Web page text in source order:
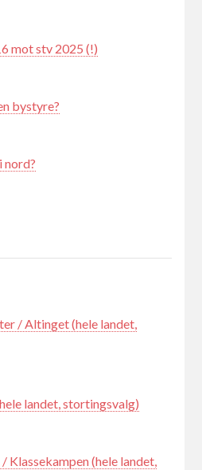
mot stv 2025 (!)
bystyre?
nord?
/ Altinget (hele landet,
landet, stortingsvalg)
(hele landet,